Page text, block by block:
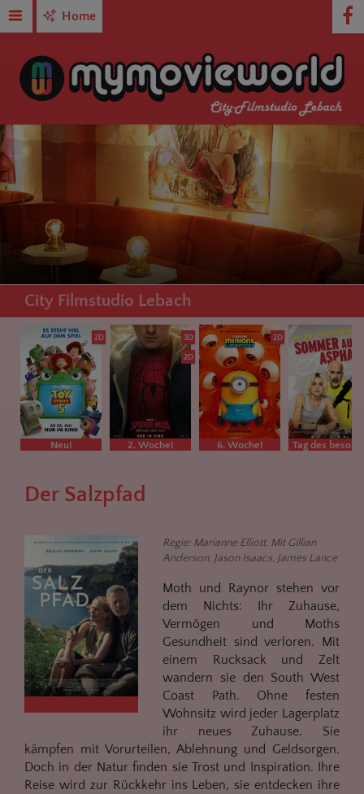
Home
City Filmstudio Lebach
2D
Neu!
3D
2D
2. Woche!
2D
6. Woche!
Der Salzpfad
Regie: Marianne Elliott. Mit Gillian
Anderson, Jason Isaacs, James Lance
Moth und Raynor stehen vor
dem Nichts: Ihr Zuhause,
Vermögen und Moths
Gesundheit sind verloren. Mit
einem Rucksack und Zelt
wandern sie den South West
Coast Path. Ohne festen
Wohnsitz wird jeder Lagerplatz
ihr neues Zuhause. Sie
kämpfen mit Vorurteilen, Ablehnung und Geldsorgen.
Doch in der Natur finden sie Trost und Inspiration. Ihre
Reise wird zur Rückkehr ins Leben, sie entdecken ihre